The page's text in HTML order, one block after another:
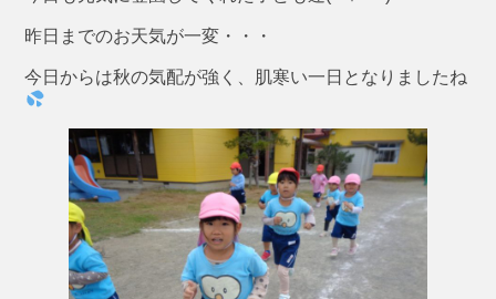
昨日までのお天気が一変・・・
今日からは秋の気配が強く、肌寒い一日となりましたね